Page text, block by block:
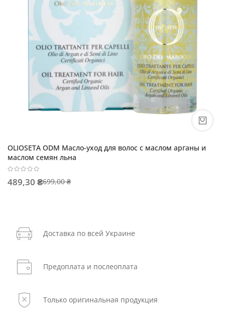
OLIOSETA ODM Масло-уход для волос с маслом арганы и
маслом семян льна
489,30 ₴699,00 ₴
Доставка по всей Украине
Предоплата и послеоплата
Только оригинальная продукция